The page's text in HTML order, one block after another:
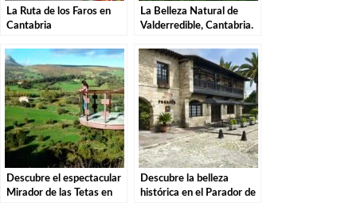
La Ruta de los Faros en
Cantabria
La Belleza Natural de
Valderredible, Cantabria.
Descubre el espectacular
Mirador de las Tetas en
Descubre la belleza
histórica en el Parador de